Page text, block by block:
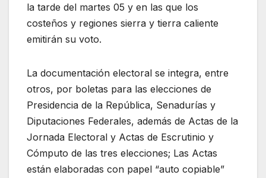
la tarde del martes 05 y en las que los
costeños y regiones sierra y tierra caliente
emitirán su voto.
La documentación electoral se integra, entre
otros, por boletas para las elecciones de
Presidencia de la República, Senadurías y
Diputaciones Federales, además de Actas de la
Jornada Electoral y Actas de Escrutinio y
Cómputo de las tres elecciones; Las Actas
están elaboradas con papel “auto copiable”